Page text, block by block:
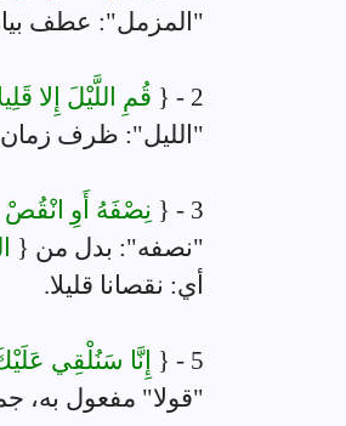
"المزمل": عطف
2 - { قُمِ اللَّيْلَ إِلا
"الليل": ظرف زمان
3 - { نِصْفَهُ أَوِ انْقُصْ
"نصفه": بدل من {
أي: نقصانا قليلا.
5 - { إِنَّا سَنُلْقِي
"قولا" مفعول به،